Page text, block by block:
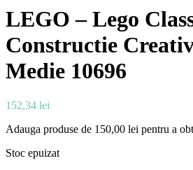
LEGO – Lego
Constructie
Medie 10696
152,34 lei
Adauga produse de 150,00 lei pentru a
Stoc epuizat